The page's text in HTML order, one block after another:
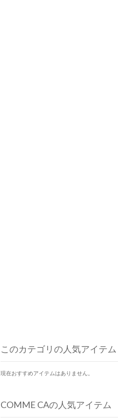
このカテゴリの人気アイテム
現在おすすめアイテムはありません。
COMME CAの人気アイテム